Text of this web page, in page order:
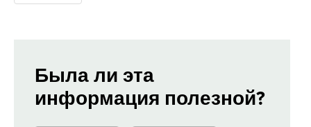
Была ли эта
информация полезной?